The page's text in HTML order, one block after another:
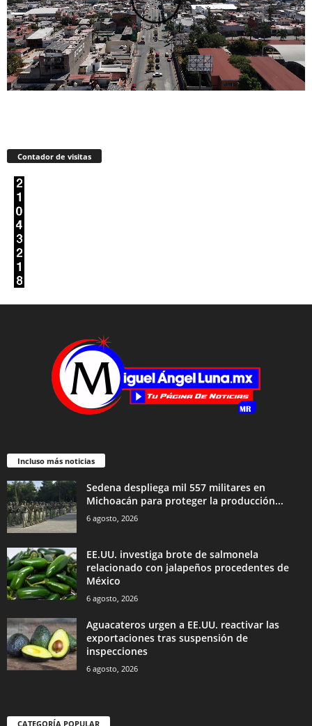
Contador de visitas
Incluso más noticias
Sedena despliega mil 557 militares en
Michoacán para proteger la producción...
6 agosto, 2026
EE.UU. investiga brote de salmonela
relacionado con jalapeños procedentes de
México
6 agosto, 2026
Aguacateros urgen a EE.UU. reactivar las
exportaciones tras suspensión de
inspecciones
6 agosto, 2026
CATEGORÍA POPULAR